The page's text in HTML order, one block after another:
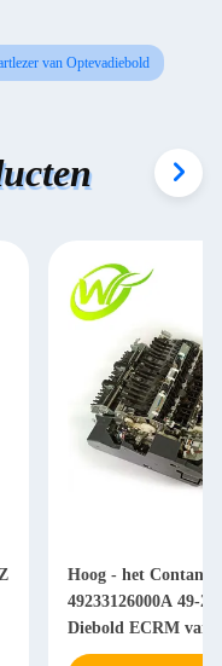
van Optevadiebold
Hoog - het Contante
49233126000A 49-
Diebold ECRM van
Delen